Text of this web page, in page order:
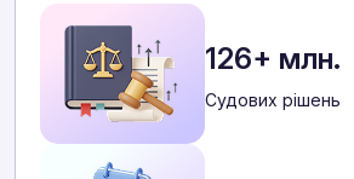
126+ млн.
Cудових рішень